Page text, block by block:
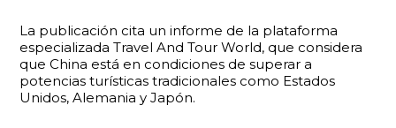
La publicación cita un informe de la plataforma
especializada Travel And Tour World, que considera
que China está en condiciones de superar a
potencias turísticas tradicionales como Estados
Unidos, Alemania y Japón.